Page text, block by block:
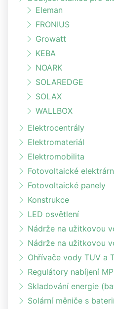
Eleman
FRONIUS
Growatt
KEBA
NOARK
SOLAREDGE
SOLAX
WALLBOX
Elektrocentrály
Elektromateriál
Elektromobilita
Fotovoltaické
Fotovoltaické panely
Konstrukce
LED osvětlení
Nádrže na užitkovou
Nádrže na užitkovou
Ohřívače vody TUV a
Regulátory nabíjení
Skladování energie
Solární měniče s